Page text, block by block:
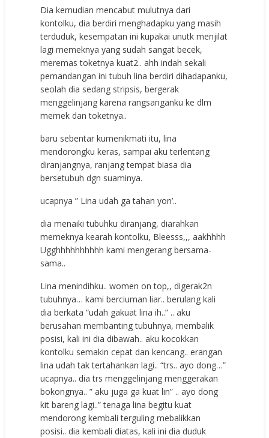
Dia kemudian mencabut mulutnya dari
kontolku, dia berdiri menghadapku yang masih
terduduk, kesempatan ini kupakai unutk menjilat
lagi memeknya yang sudah sangat becek,
meremas toketnya kuat2.. ahh indah sekali
pemandangan ini tubuh lina berdiri dihadapanku,
seolah dia sedang stripsis, bergerak
menggelinjang karena rangsanganku ke dlm
memek dan toketnya..
baru sebentar kumenikmati itu, lina
mendorongku keras, sampai aku terlentang
diranjangnya, ranjang tempat biasa dia
bersetubuh dgn suaminya.
ucapnya ” Lina udah ga tahan yon’..
dia menaiki tubuhku diranjang, diarahkan
memeknya kearah kontolku, Bleesss,,, aakhhhh
Ugghhhhhhhhhh kami mengerang bersama-
sama..
Lina menindihku.. women on top,, digerak2n
tubuhnya… kami berciuman liar.. berulang kali
dia berkata “udah gakuat lina ih..” .. aku
berusahan membanting tubuhnya, membalik
posisi, kali ini dia dibawah.. aku kocokkan
kontolku semakin cepat dan kencang.. erangan
lina udah tak tertahankan lagi.. “trs.. ayo dong…”
ucapnya.. dia trs menggelinjang menggerakan
bokongnya.. ” aku juga ga kuat lin” .. ayo dong
kit bareng lagi..” tenaga lina begitu kuat
mendorong kembali terguling mebalikkan
posisi.. dia kembali diatas, kali ini dia duduk